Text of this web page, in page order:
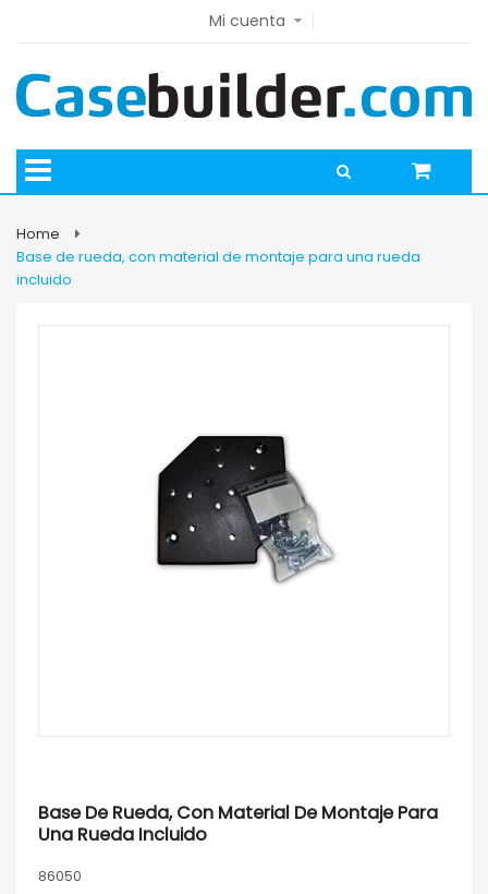
Mi cuenta
Home
Base de rueda, con material de montaje para una rueda
incluido
Base De Rueda, Con Material De Montaje Para
Una Rueda Incluido
86050